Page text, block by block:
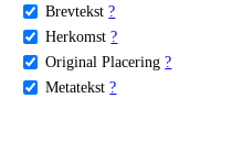
Brevtekst ?
Herkomst ?
Original Placering ?
Metatekst ?